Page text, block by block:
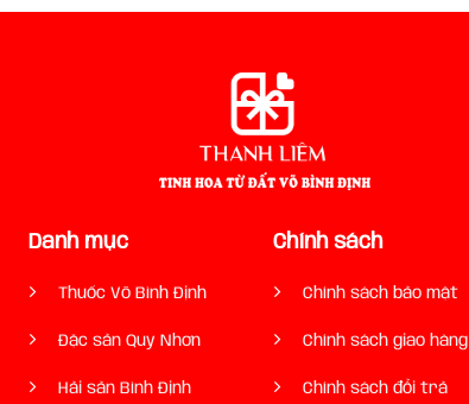
Danh mục
Thuốc Võ Bình Định
Đặc sản Quy Nhơn
Hải sản Bình Định
Chính sách
Chính sách bảo mật
Chính sách giao hàng
Chính sách đổi trả